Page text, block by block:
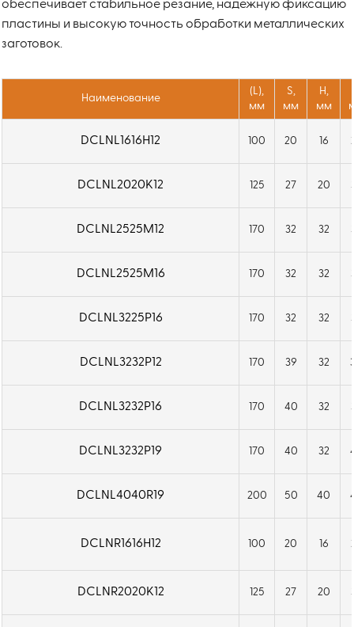
обеспечивает стабильное резание, надежную фиксацию
пластины и высокую точность обработки металлических
заготовок.
Наименование
(L),
мм
S,
мм
H,
мм
DCLNL1616H12 100 20 16
DCLNL2020K12 125 27 20
DCLNL2525M12 170 32 32
DCLNL2525M16 170 32 32
DCLNL3225P16 170 32 32
DCLNL3232P12 170 39 32
DCLNL3232P16 170 40 32
DCLNL3232P19 170 40 32
DCLNL4040R19 200 50 40
DCLNR1616H12 100 20 16
DCLNR2020K12 125 27 20